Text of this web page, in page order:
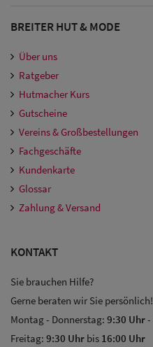
BREITER HUT & MODE
Über uns
Ratgeber
Hutmacher Kurs
Gutscheine
Vereins & Großbestellungen
Fachgeschäfte
Kundenkarte
Glossar
Zahlung & Versand
KONTAKT
Sie brauchen Hilfe?
Gerne beraten wir Sie persönlich!
Montag - Donnerstag: 9:30 Uhr-
Freitag: 9:30 Uhr bis 16:00 Uhr